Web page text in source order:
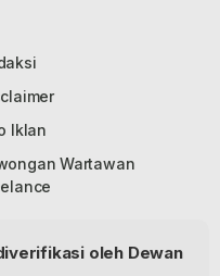
Iklan
Wartawan
oleh Dewan